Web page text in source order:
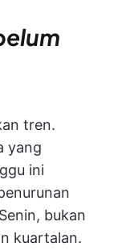
tren.
yang
ini
bukan
kuartalan.